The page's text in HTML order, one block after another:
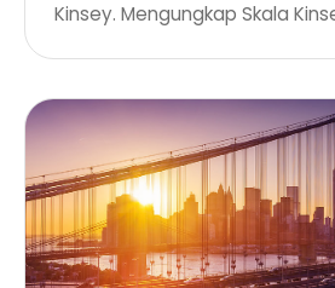
Kinsey. Mengungkap Skala